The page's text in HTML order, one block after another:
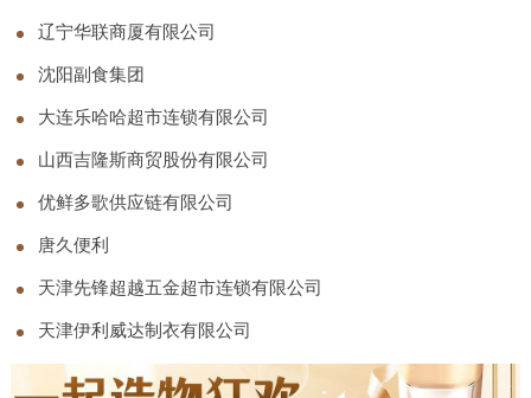
辽宁华联商厦有限公司
沈阳副食集团
大连乐哈哈超市连锁有限公司
山西吉隆斯商贸股份有限公司
优鲜多歌供应链有限公司
唐久便利
天津先锋超越五金超市连锁有限公司
天津伊利威达制衣有限公司